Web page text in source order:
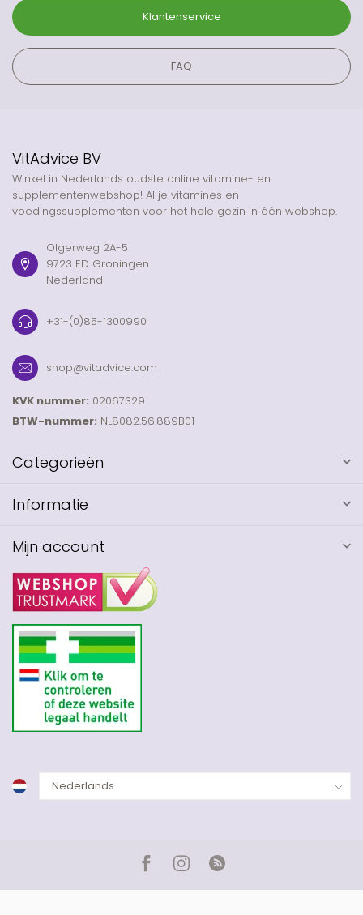
Klantenservice
FAQ
VitAdvice BV
Winkel in Nederlands oudste online vitamine- en
supplementenwebshop! Al je vitamines en
voedingssupplementen voor het hele gezin in één webshop.
Olgerweg 2A-5
9723 ED Groningen
Nederland
+31-(0)85-1300990
shop@vitadvice.com
KVK nummer: 02067329
BTW-nummer: NL8082.56.889B01
Categorieën
Informatie
Mijn account